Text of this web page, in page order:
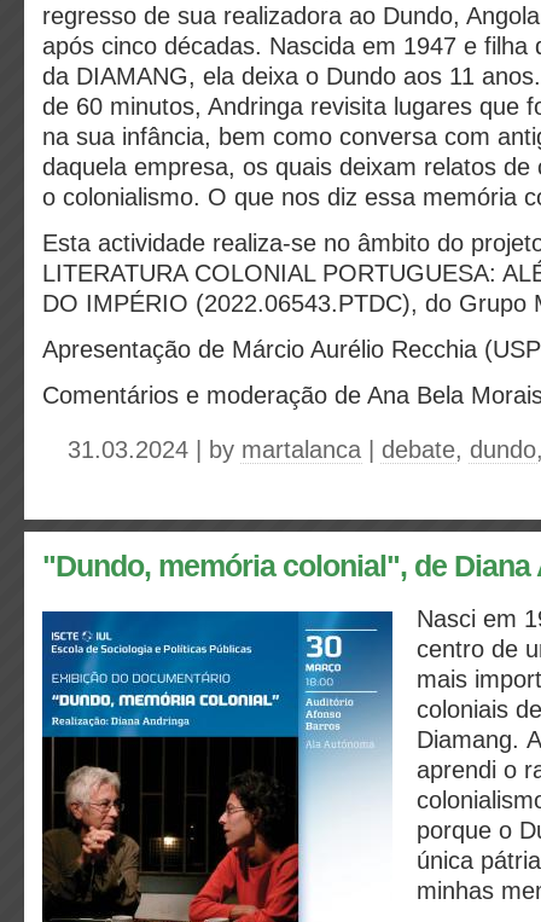
regresso de sua realizadora ao Dundo,
após cinco décadas. Nascida em 1947 e filha
da DIAMANG, ela deixa o Dundo aos 11
de 60 minutos, Andringa revisita lugares que
na sua infância, bem como conversa com
daquela empresa, os quais deixam relatos de
o colonialismo. O que nos diz essa memória
Esta actividade realiza-se no âmbito do
LITERATURA COLONIAL PORTUGUESA:
DO IMPÉRIO (2022.06543.PTDC), do Grupo
Apresentação de Márcio Aurélio Recchia
Comentários e moderação de Ana Bela
31.03.2024 | by martalanca debate, dundo
"Dundo, memória colonial", de Diana
Nasci em
centro de
mais
coloniais
Diamang.
aprendi o
porque o
única
minhas